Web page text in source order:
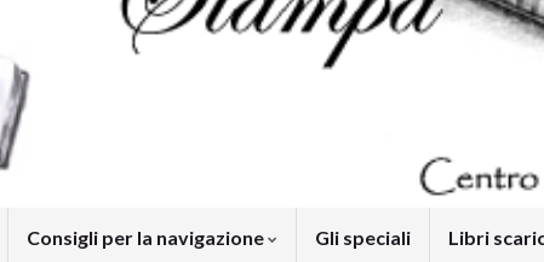
Consigli per la navigazione Gli speciali Libri